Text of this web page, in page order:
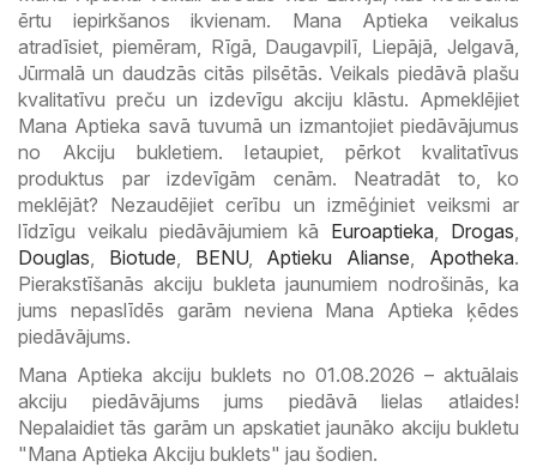
ērtu iepirkšanos ikvienam. Mana Aptieka veikalus
atradīsiet, piemēram, Rīgā, Daugavpilī, Liepājā, Jelgavā,
Jūrmalā un daudzās citās pilsētās. Veikals piedāvā plašu
kvalitatīvu preču un izdevīgu akciju klāstu. Apmeklējiet
Mana Aptieka savā tuvumā un izmantojiet piedāvājumus
no Akciju bukletiem. Ietaupiet, pērkot kvalitatīvus
produktus par izdevīgām cenām. Neatradāt to, ko
meklējāt? Nezaudējiet cerību un izmēģiniet veiksmi ar
līdzīgu veikalu piedāvājumiem kā Euroaptieka Drogas
Douglas
Biotude BENU, Aptieku Alianse Apotheka.
Pierakstīšanās akciju bukleta jaunumiem nodrošinās, ka
jums nepaslīdēs garām neviena Mana Aptieka ķēdes
piedāvājums.
Mana Aptieka akciju buklets no 01.08.2026 – aktuālais
akciju piedāvājums jums piedāvā lielas atlaides!
Nepalaidiet tās garām un apskatiet jaunāko akciju bukletu
"Mana Aptieka Akciju buklets" jau šodien.